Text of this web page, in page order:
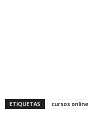
ETIQUETAS cursos online